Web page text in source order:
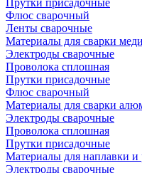
Прутки присадочные
Флюс сварочный
Ленты сварочные
Материалы для сварки
Электроды сварочные
Проволока сплошная
Прутки присадочные
Флюс сварочный
Материалы для сварки
Электроды сварочные
Проволока сплошная
Прутки присадочные
Материалы для наплавки и
Электроды сварочные